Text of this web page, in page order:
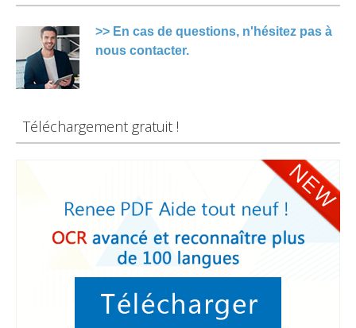
>> En cas de questions, n'hésitez pas à
nous contacter.
Téléchargement gratuit !